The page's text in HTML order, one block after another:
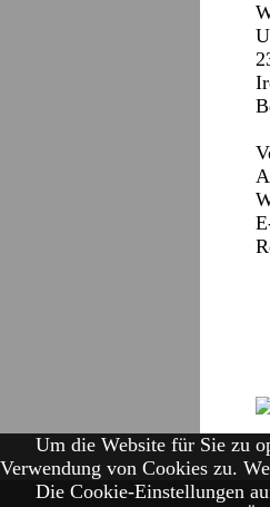
Um die Website für Sie zu
Verwendung von Cookies zu.
Die Cookie-Einstellungen